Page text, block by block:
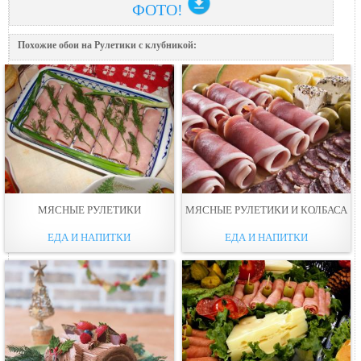
ФОТО!
Похожие обои на Рулетики с клубникой:
МЯСНЫЕ РУЛЕТИКИ
ЕДА И НАПИТКИ
МЯСНЫЕ РУЛЕТИКИ И КОЛБАСА
ЕДА И НАПИТКИ